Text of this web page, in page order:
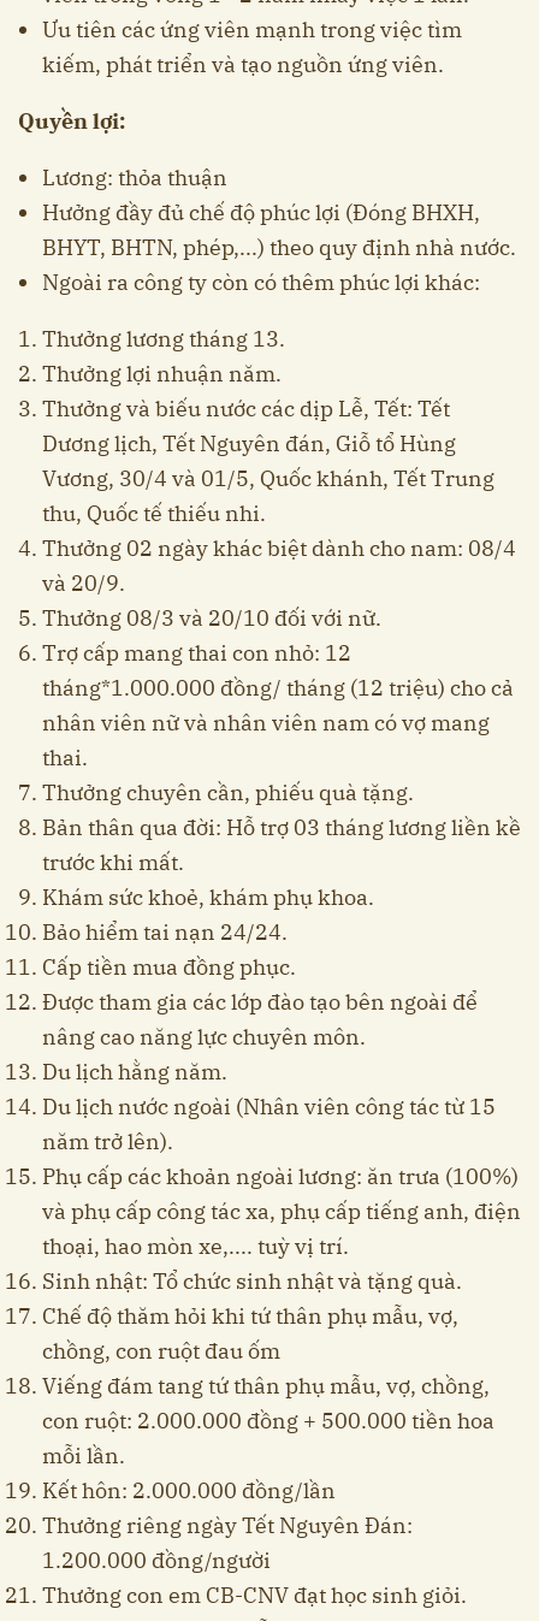
Ưu tiên các ứng viên mạnh trong việc tìm
kiếm, phát triển và tạo nguồn ứng viên.
Quyền lợi:
Lương: thỏa thuận
Hưởng đầy đủ chế độ phúc lợi (Đóng BHXH,
BHYT, BHTN, phép,...) theo quy định nhà nước.
Ngoài ra công ty còn có thêm phúc lợi khác:
Thưởng lương tháng 13.
Thưởng lợi nhuận năm.
Thưởng và biếu nước các dịp Lễ, Tết: Tết
Dương lịch, Tết Nguyên đán, Giỗ tổ Hùng
Vương, 30/4 và 01/5, Quốc khánh, Tết Trung
thu, Quốc tế thiếu nhi.
Thưởng 02 ngày khác biệt dành cho nam: 08/4
và 20/9.
Thưởng 08/3 và 20/10 đối với nữ.
Trợ cấp mang thai con nhỏ: 12
tháng*1.000.000 đồng/ tháng (12 triệu) cho cả
nhân viên nữ và nhân viên nam có vợ mang
thai.
Thưởng chuyên cần, phiếu quà tặng.
Bản thân qua đời: Hỗ trợ 03 tháng lương liền kề
trước khi mất.
Khám sức khoẻ, khám phụ khoa.
Bảo hiểm tai nạn 24/24.
Cấp tiền mua đồng phục.
Được tham gia các lớp đào tạo bên ngoài để
nâng cao năng lực chuyên môn.
Du lịch hằng năm.
Du lịch nước ngoài (Nhân viên công tác từ 15
năm trở lên).
Phụ cấp các khoản ngoài lương: ăn trưa (100%)
và phụ cấp công tác xa, phụ cấp tiếng anh, điện
thoại, hao mòn xe,.... tuỳ vị trí.
Sinh nhật: Tổ chức sinh nhật và tặng quà.
Chế độ thăm hỏi khi tứ thân phụ mẫu, vợ,
chồng, con ruột đau ốm
Viếng đám tang tứ thân phụ mẫu, vợ, chồng,
con ruột: 2.000.000 đồng + 500.000 tiền hoa
mỗi lần.
Kết hôn: 2.000.000 đồng/lần
Thưởng riêng ngày Tết Nguyên Đán:
1.200.000 đồng/người
Thưởng con em CB-CNV đạt học sinh giỏi.